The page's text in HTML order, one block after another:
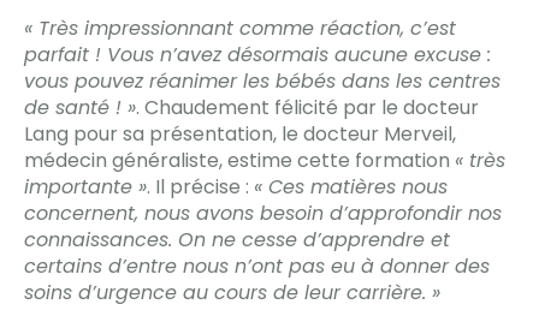
« Très impressionnant comme réaction, c’est
parfait ! Vous n’avez désormais aucune excuse :
vous pouvez réanimer les bébés dans les centres
de santé ! ». Chaudement félicité par le docteur
Lang pour sa présentation, le docteur Merveil,
médecin généraliste, estime cette formation « très
importante ». Il précise : « Ces matières nous
concernent, nous avons besoin d’approfondir nos
connaissances. On ne cesse d’apprendre et
certains d’entre nous n’ont pas eu à donner des
soins d’urgence au cours de leur carrière. »